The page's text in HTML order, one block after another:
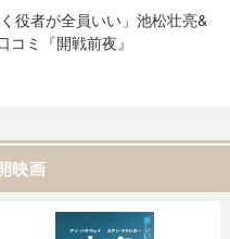
役者が全員いい」池松壮亮&
コミ『開戦前夜』
映画